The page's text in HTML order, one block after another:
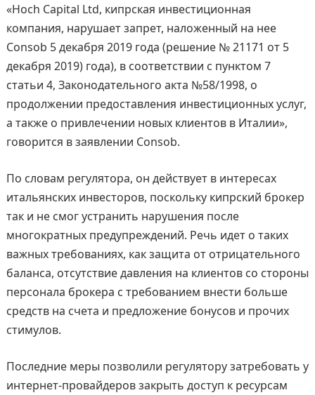
«Hoch Capital Ltd, кипрская инвестиционная
компания, нарушает запрет, наложенный на нее
Consob 5 декабря 2019 года (решение № 21171 от 5
декабря 2019) года), в соответствии с пунктом 7
статьи 4, Законодательного акта №58/1998, о
продолжении предоставления инвестиционных услуг,
а также о привлечении новых клиентов в Италии»,
говорится в заявлении Consob.
По словам регулятора, он действует в интересах
итальянских инвесторов, поскольку кипрский брокер
так и не смог устранить нарушения после
многократных предупреждений. Речь идет о таких
важных требованиях, как защита от отрицательного
баланса, отсутствие давления на клиентов со стороны
персонала брокера с требованием внести больше
средств на счета и предложение бонусов и прочих
стимулов.
Последние меры позволили регулятору затребовать у
интернет-провайдеров закрыть доступ к ресурсам